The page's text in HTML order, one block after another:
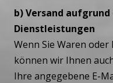
b) Versand aufgrund
Dienstleistungen
Wenn Sie Waren
können wir Ihnen
Ihre angegebene E-